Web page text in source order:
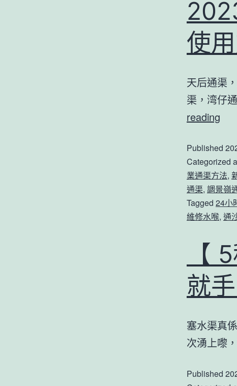
如
何
使
用
通
渠
通
渠
的
使
天后通渠
渠，湾仔
reading
新
资
讯
通
渠
工
通
渠
用
方
Published
Categorized
業通渠方法,
通渠, 調景嶺
Tagged 24小
維修水喉, 通
【
就
塞水渠真
次湧上嚟
Published